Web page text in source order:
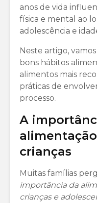
anos de vida
física e mental ao
adolescência e
Neste artigo,
bons hábitos
alimentos mais
práticas de
processo.
A
crianças
Muitas famílias
importância da
crianças e